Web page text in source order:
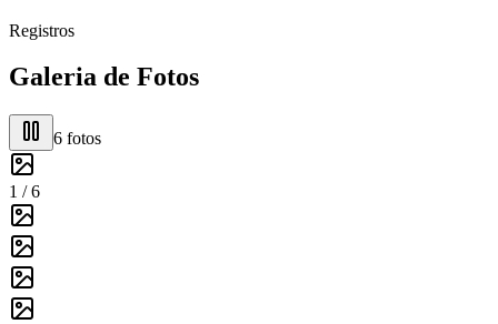
Registros
Galeria de Fotos
6 fotos
1 /6